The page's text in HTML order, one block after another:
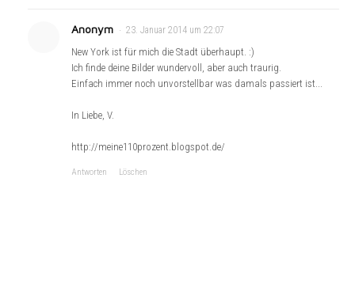
Anonym 23. Januar 2014 um 22:07
New York ist für mich die Stadt überhaupt. :)
Ich finde deine Bilder wundervoll, aber auch traurig.
Einfach immer noch unvorstellbar was damals passiert ist...
In Liebe, V.
http://meine110prozent.blogspot.de/
Antworten Löschen